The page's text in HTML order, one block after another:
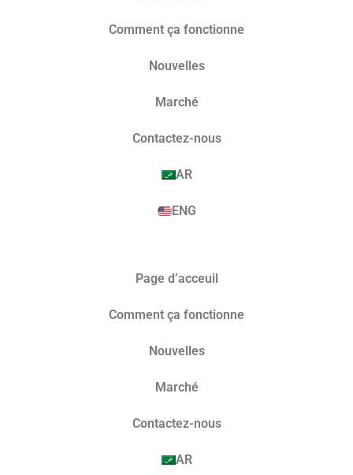
Comment ça fonctionne
Nouvelles
Marché​
Contactez-nous
AR
ENG
Page d’acceuil
Comment ça fonctionne
Nouvelles
Marché​
Contactez-nous
AR